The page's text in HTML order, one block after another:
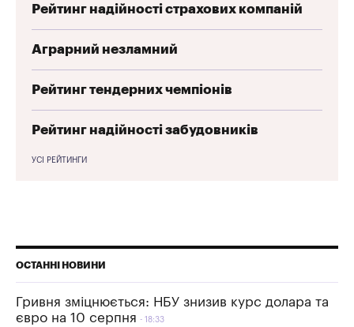
Рейтинг надійності страхових компаній
Аграрний незламний
Рейтинг тендерних чемпіонів
Рейтинг надійності забудовників
УСІ РЕЙТИНГИ
ОСТАННІ НОВИНИ
Гривня зміцнюється: НБУ знизив курс долара та
євро на 10 серпня
18:33